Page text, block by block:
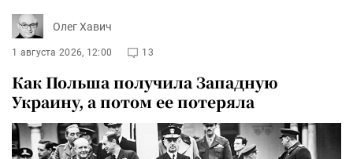
Олег Хавич
1 августа 2026, 12:00 13
Как Польша получила Западную
Украину, а потом ее потеряла